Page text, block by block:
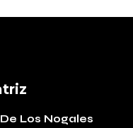
Los Nogales